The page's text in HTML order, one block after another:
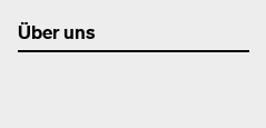
Über uns